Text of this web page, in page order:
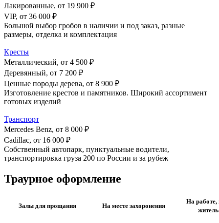
Лакированные, от 19 900 ₽
VIP, от 36 000 ₽
Большой выбор гробов в наличии и под заказ, разные
размеры, отделка и комплектация
Кресты
Металлический, от 4 500 ₽
Деревянный, от 7 200 ₽
Ценные породы дерева, от 8 900 ₽
Изготовление крестов и памятников. Широкий ассортимент
готовых изделий
Транспорт
Mercedes Benz, от 8 000 ₽
Cadillac, от 16 000 ₽
Собственный автопарк, пунктуальные водители,
транспортировка груза 200 по России и за рубеж
Траурное оформление
Залы для прощания На месте захоронения
На работе,